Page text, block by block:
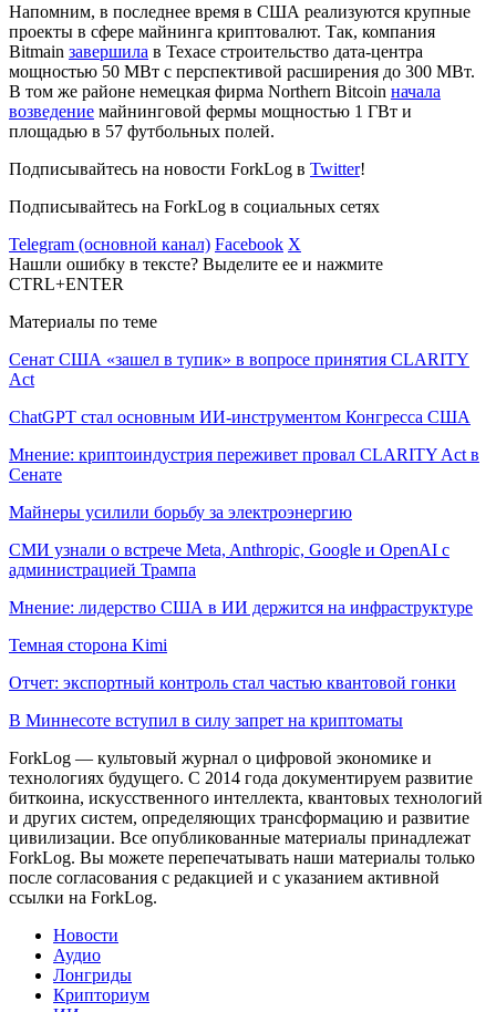
Напомним, в последнее время в США реализуются крупные
проекты в сфере майнинга криптовалют. Так, компания
Bitmain завершила в Техасе строительство дата-центра
мощностью 50 МВт с перспективой расширения до 300 МВт.
В том же районе немецкая фирма Northern Bitcoin начала
возведение майнинговой фермы мощностью 1 ГВт и
площадью в 57 футбольных полей.
Подписывайтесь на новости ForkLog в Twitter!
Подписывайтесь на ForkLog в социальных сетях
Telegram (основной канал) Facebook X
Нашли ошибку в тексте? Выделите ее и нажмите
CTRL+ENTER
Материалы по теме
Сенат США «зашел в тупик» в вопросе принятия CLARITY
Act
ChatGPT стал основным ИИ-инструментом Конгресса США
Мнение: криптоиндустрия переживет провал CLARITY Act в
Сенате
Майнеры усилили борьбу за электроэнергию
СМИ узнали о встрече Meta, Anthropic, Google и OpenAI с
администрацией Трампа
Мнение: лидерство США в ИИ держится на инфраструктуре
Темная сторона Kimi
Отчет: экспортный контроль стал частью квантовой гонки
В Миннесоте вступил в силу запрет на криптоматы
ForkLog — культовый журнал о цифровой экономике и
технологиях будущего. С 2014 года документируем развитие
биткоина, искусственного интеллекта, квантовых технологий
и других систем, определяющих трансформацию и развитие
цивилизации. Все опубликованные материалы принадлежат
ForkLog. Вы можете перепечатывать наши материалы только
после согласования с редакцией и с указанием активной
ссылки на ForkLog.
Новости
Аудио
Лонгриды
Крипториум